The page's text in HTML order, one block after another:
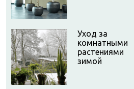
Уход за
комнатными
растениями
зимой